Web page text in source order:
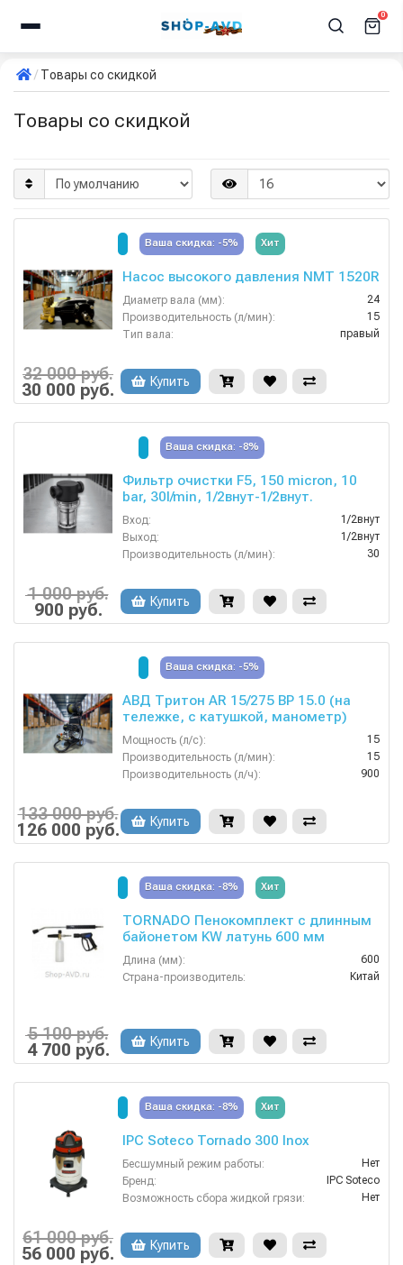
0
Товары со скидкой
Товары со скидкой
Ваша скидка: -5% Хит
Насос высокого давления NMT 1520R
Диаметр вала (мм):
24
Производительность (л/мин):
15
Тип вала:
правый
Давление (бар):
32 000 руб.
30 000 руб. Купить
Ваша скидка: -8%
Фильтр очистки F5, 150 micron, 10
bar, 30l/min, 1/2внут-1/2внут.
Вход:
1/2внут
Выход:
1/2внут
Производительность (л/мин):
30
Давление (бар):
1 000 руб.
900 руб. Купить
Ваша скидка: -5%
АВД Тритон AR 15/275 ВР 15.0 (на
тележке, с катушкой, манометр)
Мощность (л/с):
15
Производительность (л/мин):
15
Производительность (л/ч):
900
Страна-производитель:
133 000 руб.
126 000 руб. Купить
Ваша скидка: -8% Хит
TORNADO Пенокомплект с длинным
байонетом KW латунь 600 мм
Длина (мм):
600
Страна-производитель:
Китай
5 100 руб.
4 700 руб. Купить
Ваша скидка: -8% Хит
IPC Soteco Tornado 300 Inox
Бесшумный режим работы:
Нет
Бренд:
IPC Soteco
Возможность сбора жидкой грязи:
Нет
Давление разбрызгивания (бар):
61 000 руб.
56 000 руб. Купить